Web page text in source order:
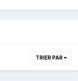
TRIER PAR